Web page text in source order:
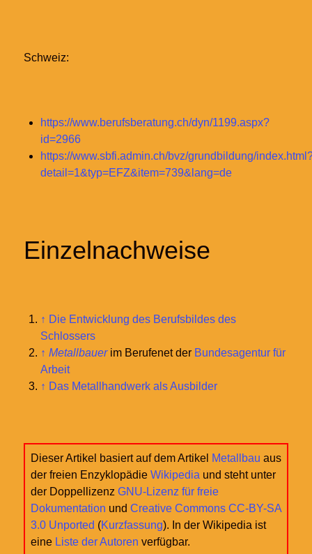
Schweiz:
https://www.berufsberatung.ch/dyn/1199.aspx?
id=2966
https://www.sbfi.admin.ch/bvz/grundbildung/
detail=1&typ=EFZ&item=739&lang=de
Einzelnachweise
↑ Die Entwicklung des Berufsbildes des
Schlossers
↑ Metallbauerim Berufenet der Bundesagentur für
Arbeit
↑ Das Metallhandwerk als Ausbilder
Dieser Artikel basiert auf dem Artikel Metallbau aus
der freien Enzyklopädie Wikipedia und steht unter
der Doppellizenz GNU-Lizenz für freie
Dokumentation und Creative Commons CC-BY-SA
3.0 Unported (Kurzfassung). In der Wikipedia ist
eine Liste der Autoren verfügbar.